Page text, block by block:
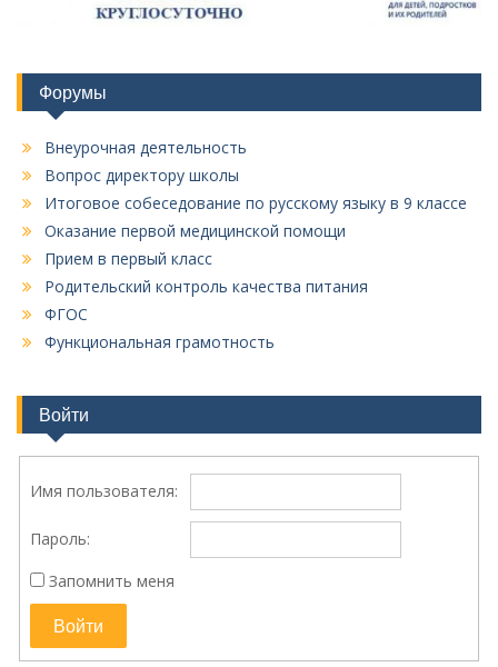
Форумы
Внеурочная деятельность
Вопрос директору школы
Итоговое собеседование по русскому языку в 9 классе
Оказание первой медицинской помощи
Прием в первый класс
Родительский контроль качества питания
ФГОС
Функциональная грамотность
Войти
Имя пользователя:
Пароль:
Запомнить меня
Войти